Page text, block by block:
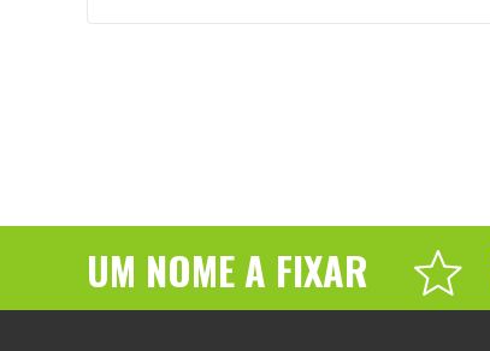
UM NOME A FIXAR